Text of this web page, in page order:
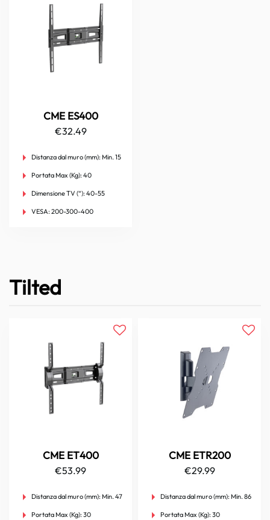
CME ES400
€32.49
Distanza dal muro (mm): Min. 15
Portata Max (Kg): 40
Dimensione TV (“): 40-55
VESA: 200-300-400
Tilted
CME ET400
€53.99
Distanza dal muro (mm): Min. 47
Portata Max (Kg): 30
CME ETR200
€29.99
Distanza dal muro (mm): Min. 86
Portata Max (Kg): 30